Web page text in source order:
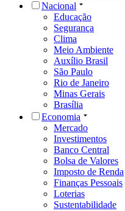
Nacional
Educação
Segurança
Clima
Meio Ambiente
Auxílio Brasil
São Paulo
Rio de Janeiro
Minas Gerais
Brasília
Economia
Mercado
Investimentos
Banco Central
Bolsa de Valores
Imposto de Renda
Finanças Pessoais
Loterias
Sustentabilidade